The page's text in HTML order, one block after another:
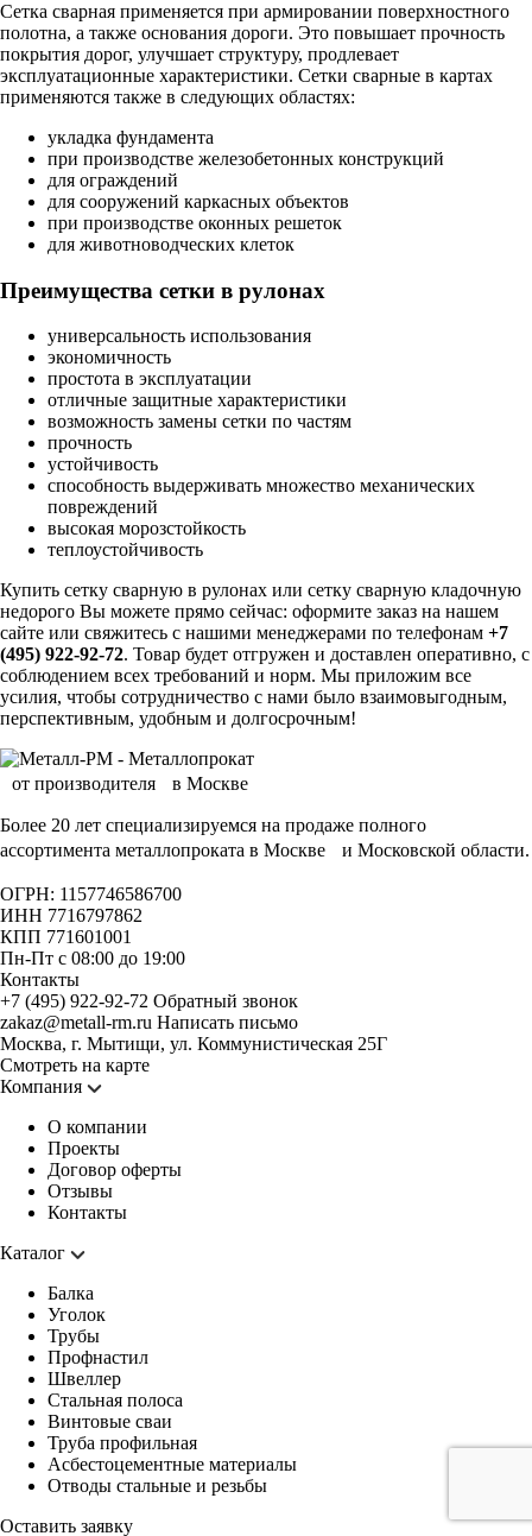
Сетка сварная применяется при армировании поверхностного
полотна, а также основания дороги. Это повышает прочность
покрытия дорог, улучшает структуру, продлевает
эксплуатационные характеристики. Сетки сварные в картах
применяются также в следующих областях:
укладка фундамента
при производстве железобетонных конструкций
для ограждений
для сооружений каркасных объектов
при производстве оконных решеток
для животноводческих клеток
Преимущества сетки в рулонах
универсальность использования
экономичность
простота в эксплуатации
отличные защитные характеристики
возможность замены сетки по частям
прочность
устойчивость
способность выдерживать множество механических
повреждений
высокая морозстойкость
теплоустойчивость
Купить сетку сварную в рулонах или сетку сварную кладочную
недорого Вы можете прямо сейчас: оформите заказ на нашем
сайте или свяжитесь с нашими менеджерами по телефонам +7
(495) 922-92-72. Товар будет отгружен и доставлен оперативно, с
соблюдением всех требований и норм. Мы приложим все
усилия, чтобы сотрудничество с нами было взаимовыгодным,
перспективным, удобным и долгосрочным!
Более 20 лет специализируемся на продаже полного
ассортимента металлопроката в Москве и Московской области.
ОГРН: 1157746586700
ИНН 7716797862
КПП 771601001
Пн-Пт с 08:00 до 19:00
Контакты
+7 (495) 922-92-72 Обратный звонок
zakaz@metall-rm.ru Написать письмо
Москва, г. Мытищи, ул. Коммунистическая 25Г
Смотреть на карте
Компания
О компании
Проекты
Договор оферты
Отзывы
Контакты
Каталог
Балка
Уголок
Трубы
Профнастил
Швеллер
Стальная полоса
Винтовые сваи
Труба профильная
Асбестоцементные материалы
Отводы стальные и резьбы
Оставить заявку